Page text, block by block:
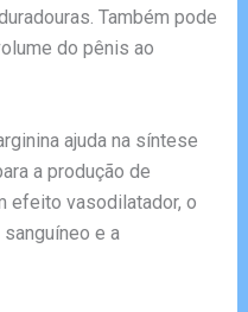
Também pode
do pênis ao
ajuda na síntese
a produção de
efeito vasodilatador, o
e a